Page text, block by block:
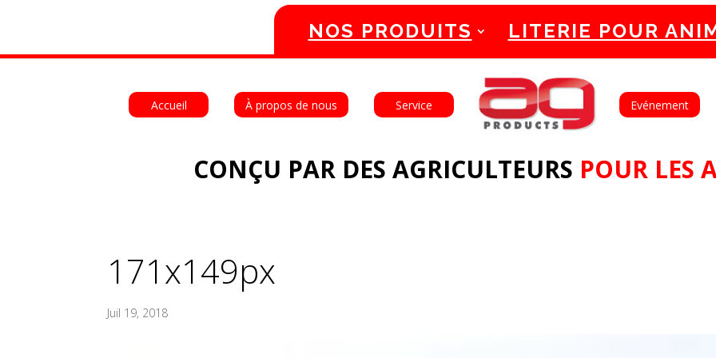
English Français
Accueil À propos de nous Service Evénement
CONÇU PAR DES AGRICULTEURS POUR LES
NOS PRODUITS LITERIE POUR
171x149px
Juil 19, 2018